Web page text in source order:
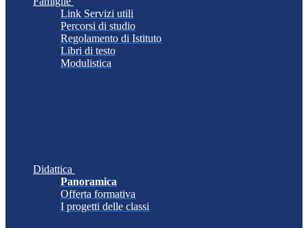
Link Servizi utili
Percorsi di studio
Regolamento di Istituto
Libri di testo
Modulistica
Didattica
Panoramica
Offerta formativa
I progetti delle classi